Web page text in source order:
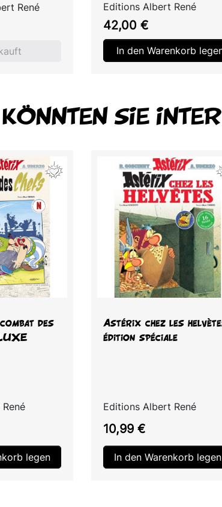
René
Editions Albert René
Preis
42,00 €
In den Warenkorb
SIE
des
legen
Astérix chez les
édition spéciale
Editions Albert René
Preis
10,99 €
In den Warenkorb legen